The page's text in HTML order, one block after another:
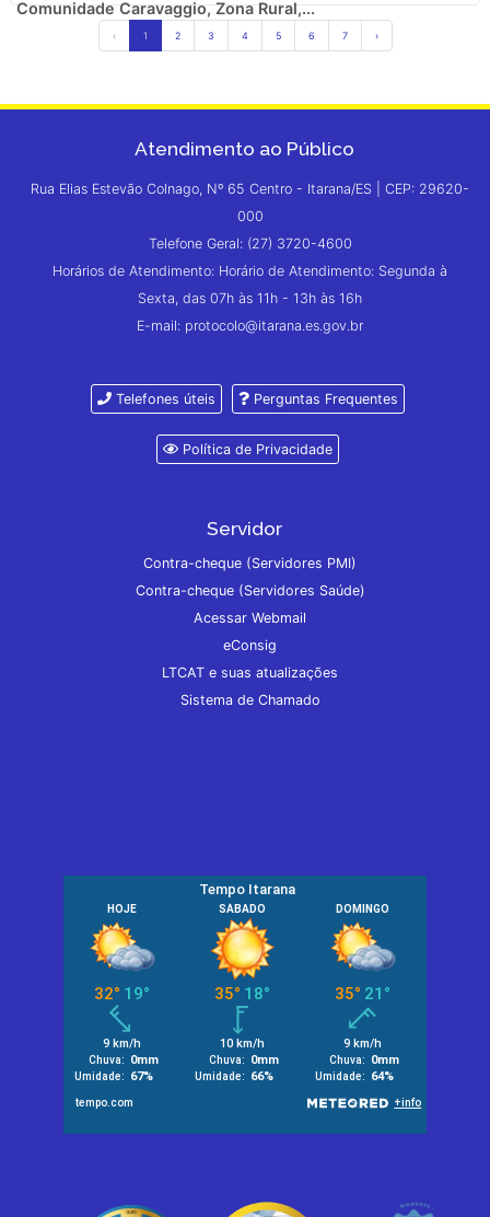
Comunidade Caravaggio, Zona Rural,...
‹ 1 2 3 4 5 6 7 ›
Atendimento ao Público
Rua Elias Estevão Colnago, Nº 65 Centro - Itarana/ES | CEP: 29620-
000
Telefone Geral: (27) 3720-4600
Horários de Atendimento: Horário de Atendimento: Segunda à
Sexta, das 07h às 11h - 13h às 16h
E-mail: protocolo@itarana.es.gov.br
Telefones úteis Perguntas Frequentes
Política de Privacidade
Servidor
Contra-cheque (Servidores PMI)
Contra-cheque (Servidores Saúde)
Acessar Webmail
eConsig
LTCAT e suas atualizações
Sistema de Chamado